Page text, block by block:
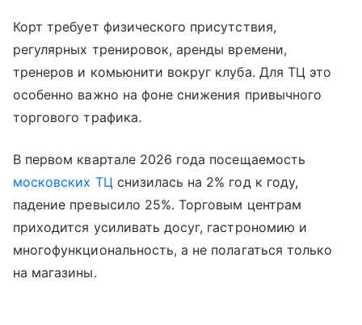
Корт требует физического присутствия,
регулярных тренировок, аренды времени,
тренеров и комьюнити вокруг клуба. Для ТЦ это
особенно важно на фоне снижения привычного
торгового трафика.
В первом квартале 2026 года посещаемость
московских ТЦ снизилась на 2% год к году,
падение превысило 25%. Торговым центрам
приходится усиливать досуг, гастрономию и
многофункциональность, а не полагаться только
на магазины.